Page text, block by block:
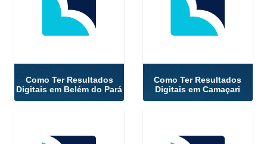
Como Ter Resultados
Digitais em Belém do Pará
Como Ter Resultados
Digitais em Camaçari